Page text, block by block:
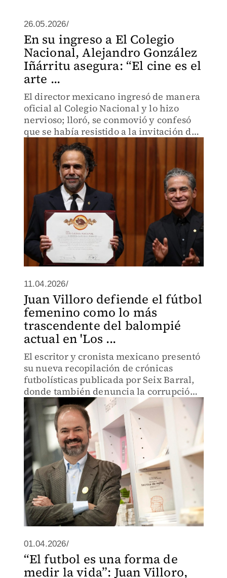
26.05.2026/
En su ingreso a El Colegio
Nacional, Alejandro González
Iñárritu asegura: “El cine es el
arte ...
El director mexicano ingresó de manera
oficial al Colegio Nacional y lo hizo
nervioso; lloró, se conmovió y confesó
que se había resistido a la invitación de
Juan Villoro “como gato boca arriba”.
11.04.2026/
Juan Villoro defiende el fútbol
femenino como lo más
trascendente del balompié
actual en 'Los ...
El escritor y cronista mexicano presentó
su nueva recopilación de crónicas
futbolísticas publicada por Seix Barral,
donde también denuncia la corrupción
de la FIFA y reflexiona sobre el Mundial
2026.
01.04.2026/
“El futbol es una forma de
medir la vida”: Juan Villoro,